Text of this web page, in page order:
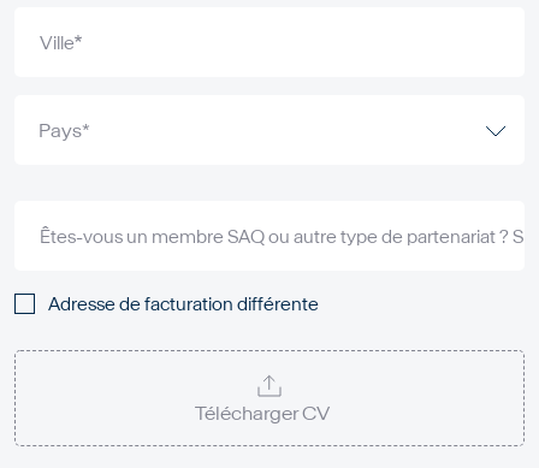
Ville
Êtes-vous un membre SAQ ou autre type de partenariat ? Si
Adresse de facturation différente
Télécharger CV